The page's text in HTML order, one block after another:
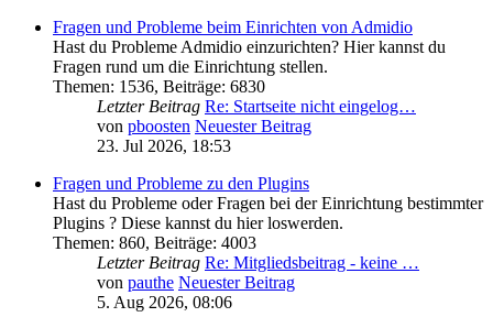
Fragen und Probleme beim Einrichten von Admidio
Hast du Probleme Admidio einzurichten? Hier kannst du
Fragen rund um die Einrichtung stellen.
Themen: 1536, Beiträge: 6830
Letzter Beitrag Re: Startseite nicht eingelog…
von pboosten Neuester Beitrag
23. Jul 2026, 18:53
Fragen und Probleme zu den Plugins
Hast du Probleme oder Fragen bei der Einrichtung bestimmter
Plugins ? Diese kannst du hier loswerden.
Themen: 860, Beiträge: 4003
Letzter Beitrag Re: Mitgliedsbeitrag - keine …
von pauthe Neuester Beitrag
5. Aug 2026, 08:06